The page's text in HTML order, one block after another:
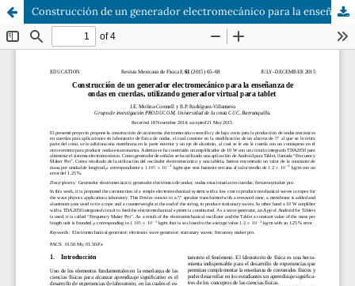
Construcción de un generador electromecánico para la enseñanza de ondas en cuerdas, utilizando generador virtual para tablet